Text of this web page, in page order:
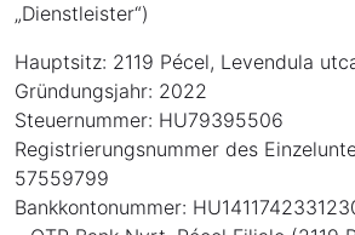
„Dienstleister“)
Hauptsitz: 2119 Pécel, Levendula
Gründungsjahr: 2022
Steuernummer: HU79395506
Registrierungsnummer des
57559799
Bankkontonummer: